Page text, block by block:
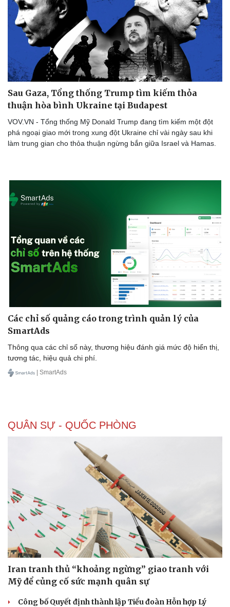
Doanh nghiệp
Thông tin doanh nghiệp
Doanh nghiệp 24h
Doanh nhân
Vì cộng đồng
Công nghệ
Sành điệu
Tin Công nghệ
Trải nghiệm
Chuyển đổi số
Sau Gaza, Tổng thống Trump tìm kiếm thỏa
thuận hòa bình Ukraine tại Budapest
VOV.VN - Tổng thống Mỹ Donald Trump đang tìm kiếm một đột
phá ngoại giao mới trong xung đột Ukraine chỉ vài ngày sau khi
làm trung gian cho thỏa thuận ngừng bắn giữa Israel và Hamas.
Các chỉ số quảng cáo trong trình quản lý của
SmartAds
Thông qua các chỉ số này, thương hiệu đánh giá mức độ hiển thị,
tương tác, hiệu quả chi phí.
| SmartAds
QUÂN SỰ - QUỐC PHÒNG
Iran tranh thủ “khoảng ngừng” giao tranh với
Mỹ để củng cố sức mạnh quân sự
Công bố Quyết định thành lập Tiểu đoàn Hỗn hợp Lý